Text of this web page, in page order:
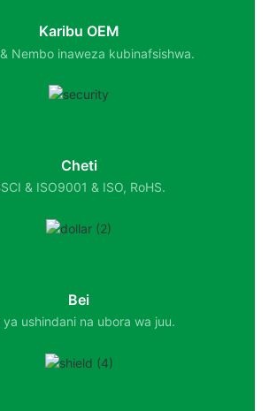
Karibu OEM
Nembo inaweza kubinafsishwa.
Cheti
& ISO9001 & ISO, RoHS.
Bei
ya ushindani na ubora wa juu.